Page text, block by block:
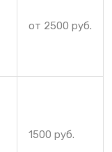
от 2500 руб.
1500 руб.